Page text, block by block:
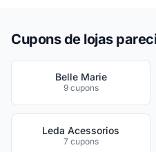
Cupons de lojas
Belle Marie
9 cupons
Leda Acessorios
7 cupons